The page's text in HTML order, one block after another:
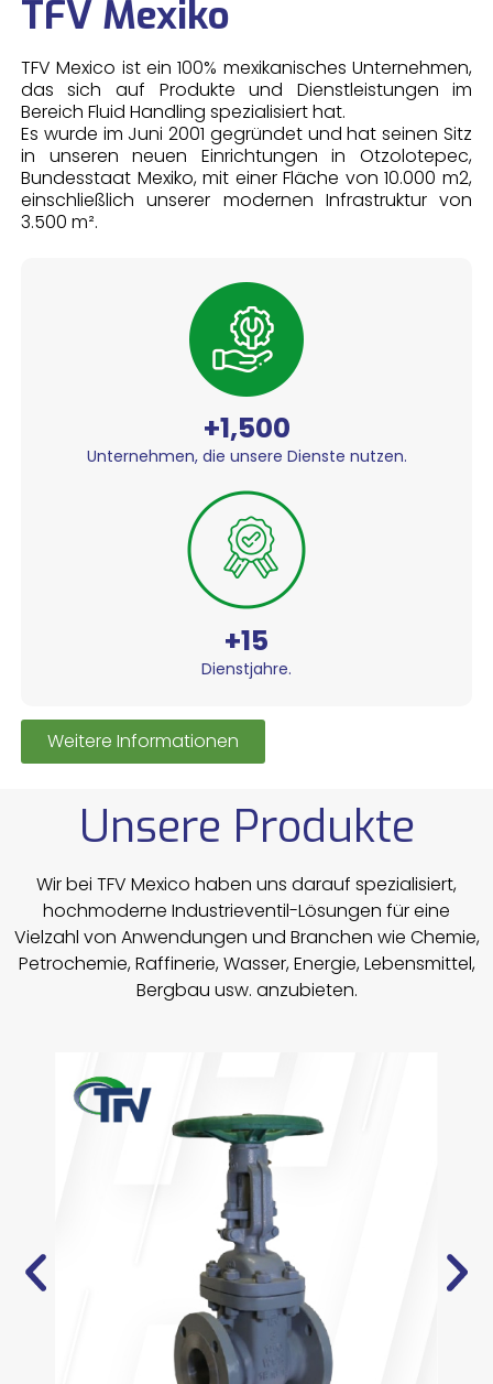
TFV Mexiko
TFV Mexico ist ein 100% mexikanisches Unternehmen,
das sich auf Produkte und Dienstleistungen im
Bereich Fluid Handling spezialisiert hat.
Es wurde im Juni 2001 gegründet und hat seinen Sitz
in unseren neuen Einrichtungen in Otzolotepec,
Bundesstaat Mexiko, mit einer Fläche von 10.000 m2,
einschließlich unserer modernen Infrastruktur von
3.500 m².
+1,500
Unternehmen, die unsere Dienste nutzen.
+15
Dienstjahre.
Weitere Informationen
Unsere Produkte
Wir bei TFV Mexico haben uns darauf spezialisiert,
hochmoderne Industrieventil-Lösungen für eine
Vielzahl von Anwendungen und Branchen wie Chemie,
Petrochemie, Raffinerie, Wasser, Energie, Lebensmittel,
Bergbau usw. anzubieten.